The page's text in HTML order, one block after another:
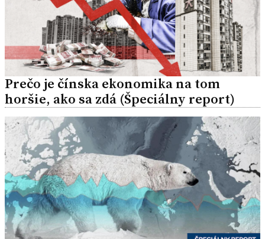
Prečo je čínska ekonomika na tom
horšie, ako sa zdá (Špeciálny report)